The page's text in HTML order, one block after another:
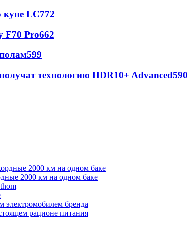
купе LC772
F70 Pro662
599
технологию HDR10+ Advanced590
2000 км на одном баке
электромобилем бренда
рационе питания